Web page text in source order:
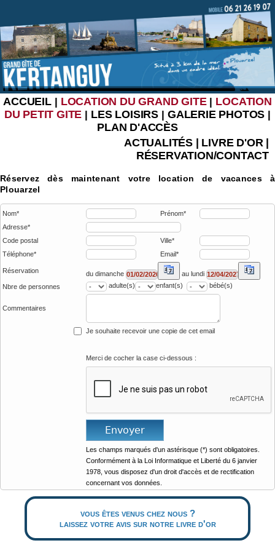
ACCUEIL| LOCATION DU GRAND GITE| LOCATION
DU PETIT GITE | LES LOISIRS | GALERIE PHOTOS |
PLAN D'ACCÈS
ACTUALITÉS| LIVRE D'OR|
RÉSERVATION/CONTACT
Réservez dès maintenant votre location de vacances à
Plouarzel
Nom*
Prénom*
Adresse*
Code postal
Ville*
Téléphone*
Email*
Réservation du dimanche
au lundi
Nbre de personnes
adulte(s) enfant(s) bébé(s)
Commentaires
Je souhaite recevoir une copie de cet email
Merci de cocher la case ci-dessous :
Les champs marqués d'un astérisque (*) sont obligatoires.
Conformément à la Loi Informatique et Liberté du 6 janvier
1978, vous disposez d'un droit d'accès et de rectification
concernant vos données.
vous êtes venus chez nous ?
laissez votre avis sur notre livre d'or